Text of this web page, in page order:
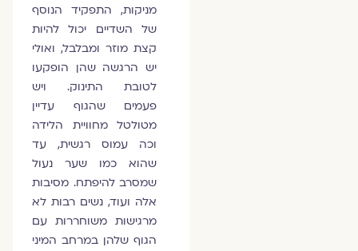
מניקות, התפקיד הנוסף
של השדיים יכול להיות
קצת מוזר ומבלבל, ואולי
יש הרגשה שהן הופקעו
לטובת התינוק. ויש
פעמים שהגוף עדיין
מטולטל מחוויית הלידה
וכה עמוס רגשית, עד
שהוא כמו שער נעול
שמסרב להיפתח. מסיבות
אלה ועוד, נשים רבות לא
מרגישות משוחררות עם
הגוף שלהן במרחב המיני